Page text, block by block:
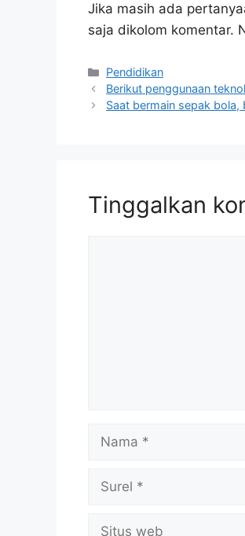
Jika masih ada
saja dikolom komentar.
Kategori
Pendidikan
Berikut penggunaan
Saat bermain sepak
Tinggalkan
Nama
Surel
Situs